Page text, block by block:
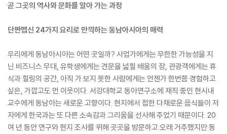
곧 그곳의 역사와 문화를 알아 가는 과정
단짠맵신 24가지 요리로 만끽하는 동남아시아의 매력
우리에게 동남아시아는 어떤 곳일까? 사업가에게는 무한한 가능성을 지
닌 비즈니스 무대, 유학생에게는 견문을 넓힐 배움의 장, 관광객에게는 휴
식과 힐링의 공간, 아직 가 보지 못한 사람에게는 언젠가 한번쯤 경험하고
싶은, 가깝고도 먼 이웃이다. 서강대학교 동아연구소에 재직 중인 현시내
교수에게 동남아는 새로운 고향이다. 현지에서 접한 다채로운 음식들이 저
자에게 한국과는 또 다른 소속감과 그리움을 선사해 주었기 때문이다. 20
여 년 동안 연구와 현지 조사를 위해 곳곳을 방문하고 오래 거주했지만 동